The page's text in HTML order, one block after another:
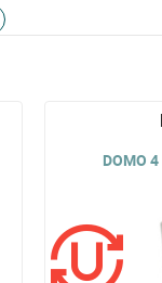
DOMO